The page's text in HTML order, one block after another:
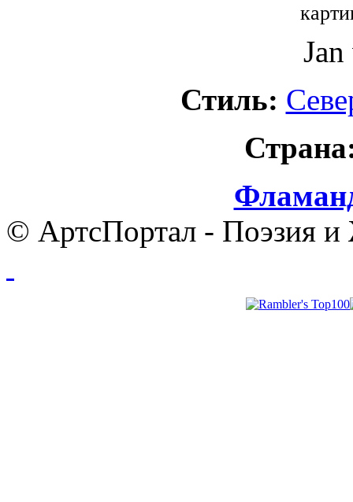
Стиль:
© АртсПортал - Поэзия